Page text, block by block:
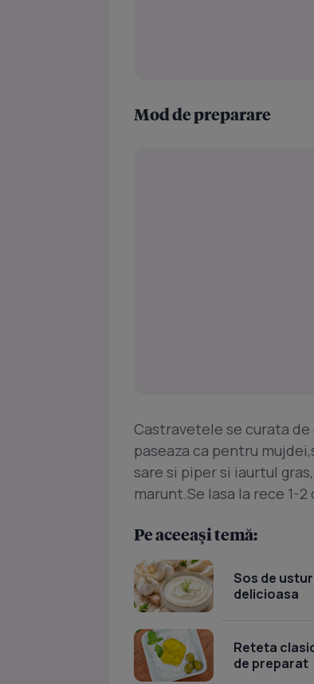
Mod de preparare
Castravetele se curata
paseaza ca pentru
sare si piper si iaurtul
marunt.Se lasa la rece 1-2
Pe aceeași temă:
Sos de
delicioasa
Reteta
de preparat